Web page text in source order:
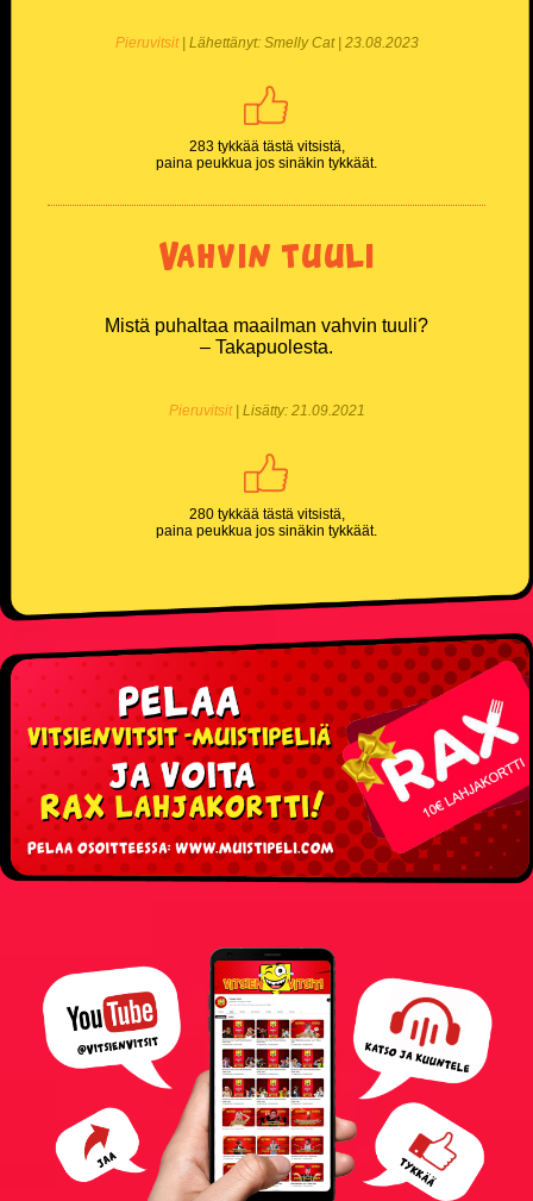
Pieruvitsit| Lähettänyt: Smelly Cat | 23.08.2023
283 tykkää tästä vitsistä,
paina peukkua jos sinäkin tykkäät.
Vahvin tuuli
Mistä puhaltaa maailman vahvin tuuli?
– Takapuolesta.
Pieruvitsit| Lisätty: 21.09.2021
280 tykkää tästä vitsistä,
paina peukkua jos sinäkin tykkäät.